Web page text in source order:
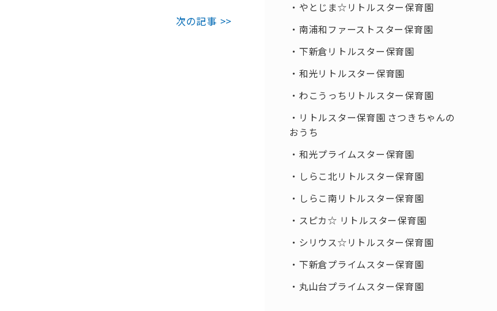
次の記事 >>
やとじま☆リトルスター保育園
南浦和ファーストスター保育園
下新倉リトルスター保育園
和光リトルスター保育園
わこうっちリトルスター保育園
リトルスター保育園 さつきちゃんの
おうち
和光プライムスター保育園
しらこ北リトルスター保育園
しらこ南リトルスター保育園
スピカ☆ リトルスター保育園
シリウス☆リトルスター保育園
下新倉プライムスター保育園
丸山台プライムスター保育園